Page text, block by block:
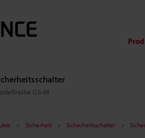
GS-M
Sicherheit Sicherheitsschalter